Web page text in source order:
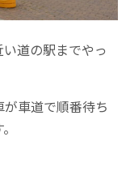
道の駅までやっ
車道で順番待ち